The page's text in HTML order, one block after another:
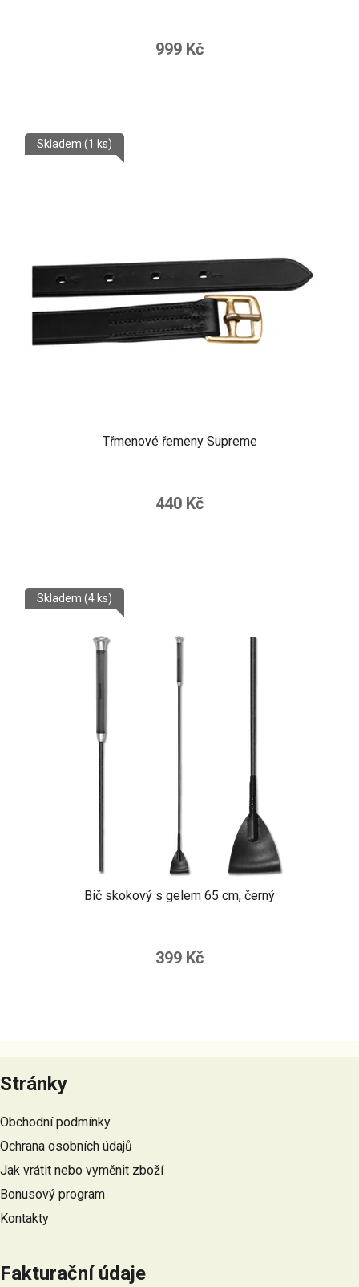
999 Kč
Třmenové řemeny Supreme
Skladem (1 ks)
440 Kč
Bič skokový s gelem 65 cm, černý
Skladem (4 ks)
399 Kč
á
p
a
t
í
Stránky
Obchodní podmínky
Ochrana osobních údajů
Jak vrátit nebo vyměnit zboží
Bonusový program
Kontakty
Fakturační údaje